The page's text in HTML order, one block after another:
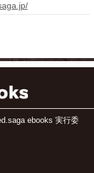
ebooks 実行委